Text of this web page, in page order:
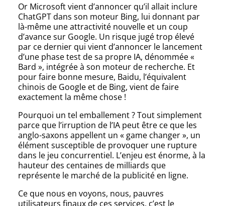
Or Microsoft vient d’annoncer qu’il allait inclure
ChatGPT dans son moteur Bing, lui donnant par
là-même une attractivité nouvelle et un coup
d’avance sur Google. Un risque jugé trop élevé
par ce dernier qui vient d’annoncer le lancement
d’une phase test de sa propre IA, dénommée «
Bard », intégrée à son moteur de recherche. Et
pour faire bonne mesure, Baidu, l’équivalent
chinois de Google et de Bing, vient de faire
exactement la même chose !
Pourquoi un tel emballement ? Tout simplement
parce que l’irruption de l’IA peut être ce que les
anglo-saxons appellent un « game changer », un
élément susceptible de provoquer une rupture
dans le jeu concurrentiel. L’enjeu est énorme, à la
hauteur des centaines de milliards que
représente le marché de la publicité en ligne.
Ce que nous en voyons, nous, pauvres
utilisateurs finaux de ces services, c’est le